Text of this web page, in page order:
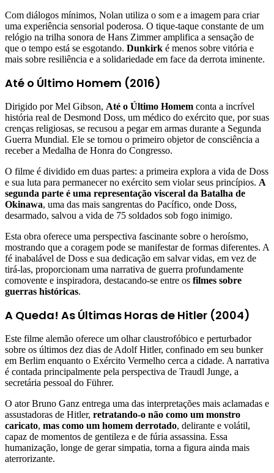
Com diálogos mínimos, Nolan utiliza o som e a imagem para criar
uma experiência sensorial poderosa. O tique-taque constante de um
relógio na trilha sonora de Hans Zimmer amplifica a sensação de
que o tempo está se esgotando. Dunkirk é menos sobre vitória e
mais sobre resiliência e a solidariedade em face da derrota iminente.
Até o Último Homem (2016)
Dirigido por Mel Gibson, Até o Último Homem conta a incrível
história real de Desmond Doss, um médico do exército que, por suas
crenças religiosas, se recusou a pegar em armas durante a Segunda
Guerra Mundial. Ele se tornou o primeiro objetor de consciência a
receber a Medalha de Honra do Congresso.
O filme é dividido em duas partes: a primeira explora a vida de Doss
e sua luta para permanecer no exército sem violar seus princípios. A
segunda parte é uma representação visceral da Batalha de
Okinawa, uma das mais sangrentas do Pacífico, onde Doss,
desarmado, salvou a vida de 75 soldados sob fogo inimigo.
Esta obra oferece uma perspectiva fascinante sobre o heroísmo,
mostrando que a coragem pode se manifestar de formas diferentes. A
fé inabalável de Doss e sua dedicação em salvar vidas, em vez de
tirá-las, proporcionam uma narrativa de guerra profundamente
comovente e inspiradora, destacando-se entre os filmes sobre
guerras históricas.
A Queda! As Últimas Horas de Hitler (2004)
Este filme alemão oferece um olhar claustrofóbico e perturbador
sobre os últimos dez dias de Adolf Hitler, confinado em seu bunker
em Berlim enquanto o Exército Vermelho cerca a cidade. A narrativa
é contada principalmente pela perspectiva de Traudl Junge, a
secretária pessoal do Führer.
O ator Bruno Ganz entrega uma das interpretações mais aclamadas e
assustadoras de Hitler, retratando-o não como um monstro
caricato, mas como um homem derrotado, delirante e volátil,
capaz de momentos de gentileza e de fúria assassina. Essa
humanização, longe de gerar simpatia, torna a figura ainda mais
aterrorizante.